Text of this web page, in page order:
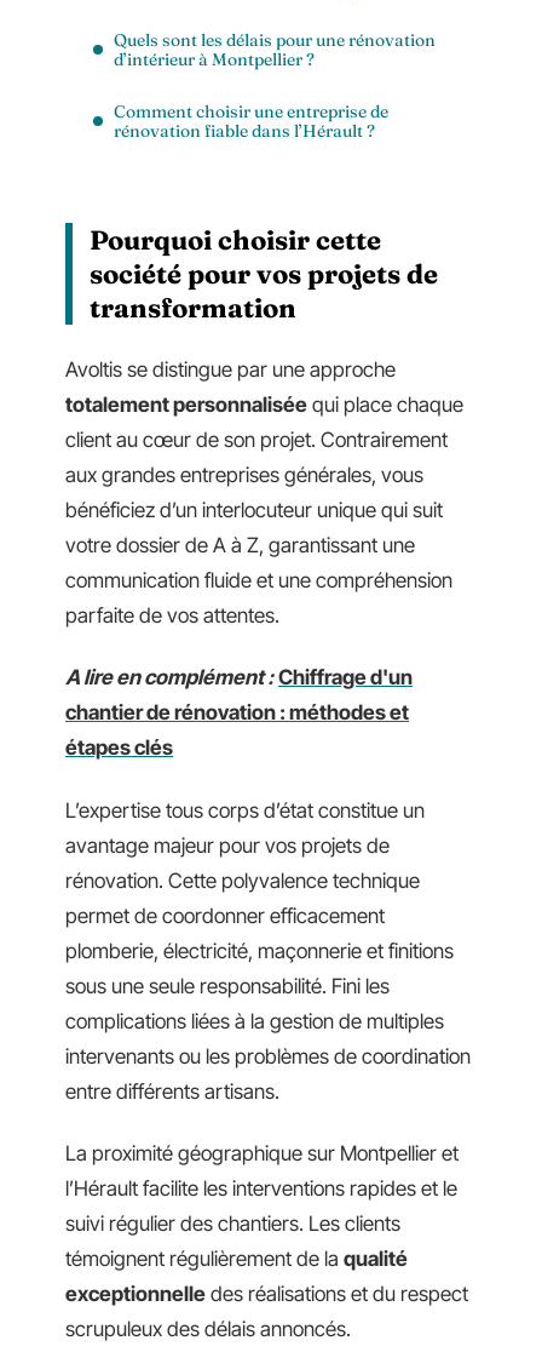
Quels sont les délais pour une rénovation
d’intérieur à Montpellier ?
Comment choisir une entreprise de
rénovation fiable dans l’Hérault ?
Pourquoi choisir cette
société pour vos projets de
transformation
Avoltis se distingue par une approche
totalement personnalisée qui place chaque
client au cœur de son projet. Contrairement
aux grandes entreprises générales, vous
bénéficiez d’un interlocuteur unique qui suit
votre dossier de A à Z, garantissant une
communication fluide et une compréhension
parfaite de vos attentes.
A lire en complément : Chiffrage d'un
chantier de rénovation : méthodes et
étapes clés
L’expertise tous corps d’état constitue un
avantage majeur pour vos projets de
rénovation. Cette polyvalence technique
permet de coordonner efficacement
plomberie, électricité, maçonnerie et finitions
sous une seule responsabilité. Fini les
complications liées à la gestion de multiples
intervenants ou les problèmes de coordination
entre différents artisans.
La proximité géographique sur Montpellier et
l’Hérault facilite les interventions rapides et le
suivi régulier des chantiers. Les clients
témoignent régulièrement de la qualité
exceptionnelle des réalisations et du respect
scrupuleux des délais annoncés.